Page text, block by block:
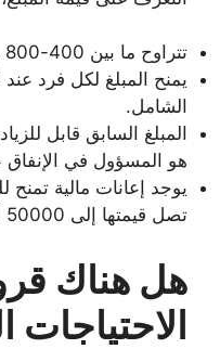
تتراوح ما بين 400-800 ريال سعودي.
يمنح المبلغ لكل فرد عند
الشامل.
المبلغ السابق قابل
هو المسؤول في
يوجد إعانات مالية تمنح
تصل قيمتها إلى 50000 ألف ريال سعودي.
هل هناك
الاحتياجات